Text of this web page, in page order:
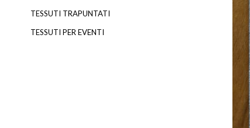
TESSUTI TRAPUNTATI
TESSUTI PER EVENTI